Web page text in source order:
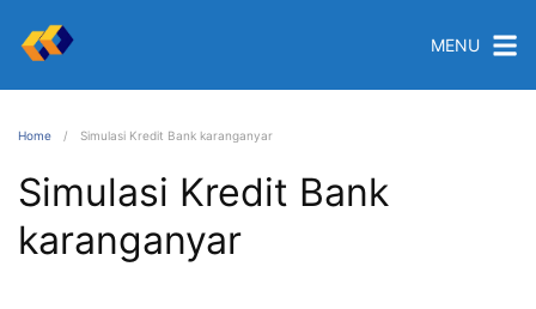
MENU
Home Simulasi Kredit Bank karanganyar
Simulasi Kredit Bank
karanganyar